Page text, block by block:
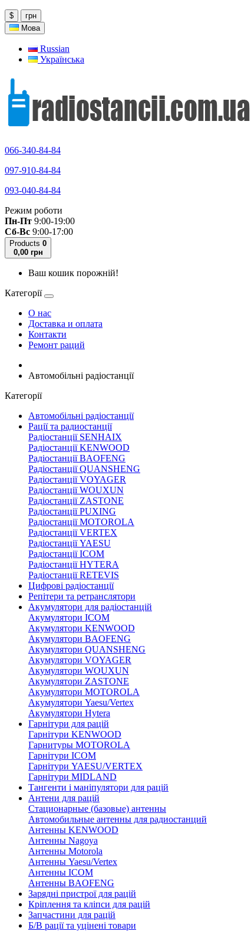
$
грн
Мова
Russian
Українська
066-340-84-84
097-910-84-84
093-040-84-84
Режим роботи
Пн-Пт 9:00-19:00
Сб-Вс 9:00-17:00
Products 0
0,00 грн
Ваш кошик порожній!
Категорії
О нас
Доставка и оплата
Контакти
Ремонт раций
Автомобільні радіостанції
Категорії
Автомобільні радіостанції
Рації та радиостанції
Радіостанції SENHAIX
Радіостанції KENWOOD
Радіостанції BAOFENG
Радіостанції QUANSHENG
Радіостанції VOYAGER
Радіостанції WOUXUN
Радіостанції ZASTONE
Радіостанції PUXING
Радіостанції MOTOROLA
Радіостанції VERTEX
Радіостанції YAESU
Радіостанції ICOM
Радіостанції HYTERA
Радіостанції RETEVIS
Цифрові радіостанції
Репітери та ретранслятори
Акумулятори для радіостанцій
Акумулятори ICOM
Акумулятори KENWOOD
Акумулятори BAOFENG
Акумулятори QUANSHENG
Акумулятори VOYAGER
Акумулятори WOUXUN
Акумулятори ZASTONE
Акумулятори MOTOROLA
Акумулятори Yaesu/Vertex
Акумулятори Hytera
Гарнітури для рацій
Гарнітури KENWOOD
Гарнитуры MOTOROLA
Гарнітури ICOM
Гарнітури YAESU/VERTEX
Гарнітури MIDLAND
Тангенти і маніпулятори для рацій
Антени для рацій
Стационарные (базовые) антенны
Автомобильные антенны для радиостанций
Антенны KENWOOD
Антенны Nagoya
Антенны Motorola
Антенны Yaesu/Vertex
Антенны ICOM
Антенны BAOFENG
Зарядні пристрої для рацій
Кріплення та кліпси для рацій
Запчастини для рацій
Б/В рації та уцінені товари